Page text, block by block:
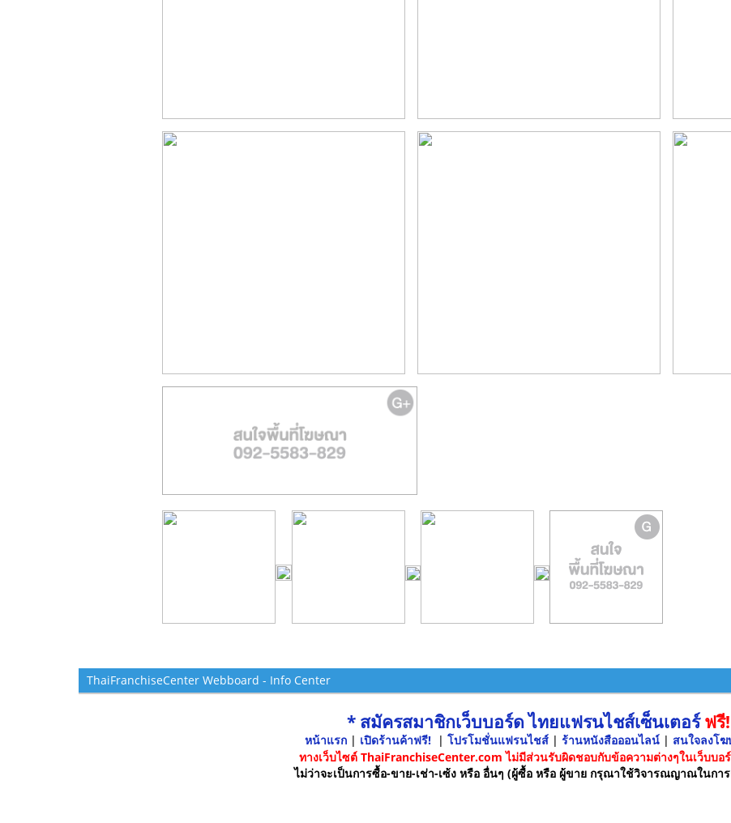
ThaiFranchiseCenter Webboard - Info Center
* สมัครสมาชิกเว็บบอร์ด ไทยแฟรนไชส์เซ็นเตอร์ฟรี!
หน้าแรก| เปิดร้านค้าฟรี! | โปรโมชั่นแฟรนไชส์ | ร้านหนังสือออนไลน์ | สนใจลงโ
ทางเว็บไซต์ ThaiFranchiseCenter.com ไม่มีส่วนรับผิดชอบกับข้อความต่างๆในเว็บบอ
ไม่ว่าจะเป็นการซื้อ-ขาย-เช่า-เซ้ง หรือ อื่นๆ (ผู้ซื้อ หรือ ผู้ขาย กรุณาใช้วิจารณญาณในกา